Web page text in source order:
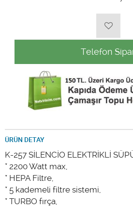
Telefon
ÜRÜN DETAY
K-257 SİLENCİO ELEKTRİKLİ
* 2200 Watt max,
* HEPA Filtre,
* 5 kademeli filtre sistemi,
* TURBO fırça,